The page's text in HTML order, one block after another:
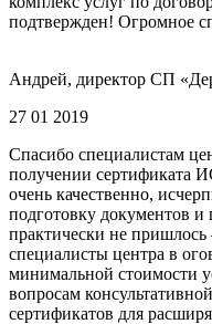
подтвержден! Огромное
Андрей, директор СП
27 01 2019
Спасибо специалистам
получении сертификата
очень качественно,
подготовку документов и
практически не
специалисты центра в
минимальной стоимости
вопросам
сертификатов для